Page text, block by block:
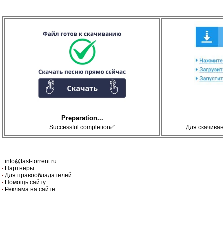
Preparation...
Successful completion✅ Для
info@fast-torrent.ru
Партнёры
Для правообладателей
Помощь сайту
Реклама на сайте